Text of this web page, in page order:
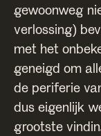
gewoonweg
verlossing)
met het
geneigd om
de periferie
dus eigenlijk
grootste